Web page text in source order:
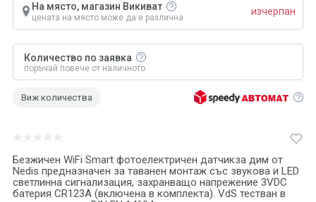
Безжичен WiFi Smart фотоелектричен датчикза дим от
Nedis предназначен за таванен монтаж със звукова и LED
светлинна сигнализация, захранващо напрежение 3VDC
батерия CR123A (включена в комплекта). VdS тестван в
На място, магазин Викиват
цената на място може да е различна
изчерпан
Количество по заявка
поръчай повече от наличното
Виж количества